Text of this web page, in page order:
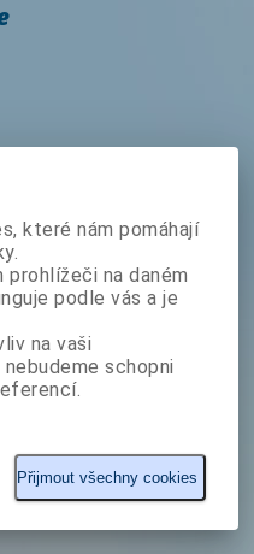
které nám pomáhají
na daném
podle vás a je
na vaši
schopni
Přijmout všechny cookies